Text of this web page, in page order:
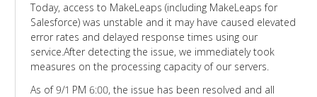
Today, access to MakeLeaps (including MakeLeaps for
Salesforce) was unstable and it may have caused elevated
error rates and delayed response times using our
service.After detecting the issue, we immediately took
measures on the processing capacity of our servers.
As of 9/1 PM 6:00, the issue has been resolved and all